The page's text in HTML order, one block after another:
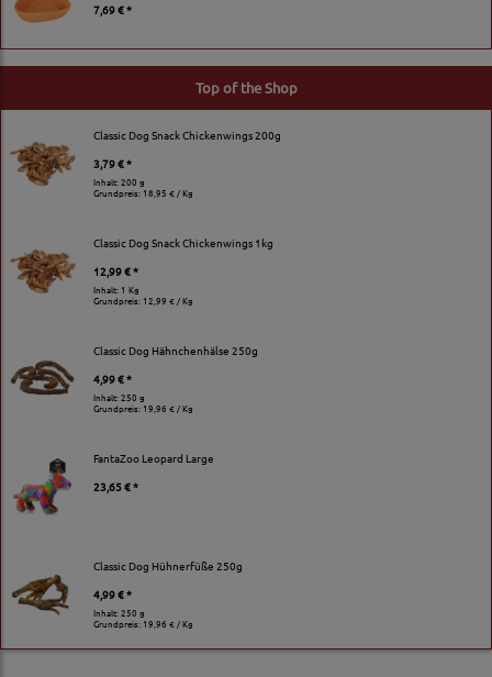
7,69 € *
Top of the Shop
Classic Dog Snack Chickenwings 200g
3,79 € *
Inhalt: 200 g
Grundpreis: 18,95 € / Kg
Classic Dog Snack Chickenwings 1kg
12,99 € *
Inhalt: 1 Kg
Grundpreis: 12,99 € / Kg
Classic Dog Hähnchenhälse 250g
4,99 € *
Inhalt: 250 g
Grundpreis: 19,96 € / Kg
FantaZoo Leopard Large
23,65 € *
Classic Dog Hühnerfüße 250g
4,99 € *
Inhalt: 250 g
Grundpreis: 19,96 € / Kg